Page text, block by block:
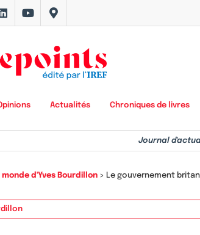
Actualités Chroniques de livres
Journal
monde d'Yves Bourdillon> Le gouvernement